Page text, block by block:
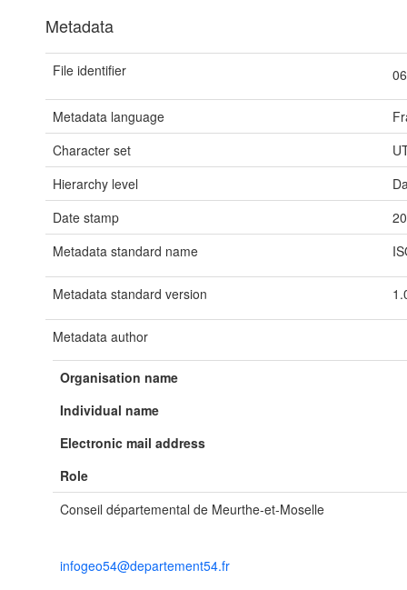
Metadata
File identifier
Metadata language
Character set
Hierarchy level
Date stamp
Metadata standard name
Metadata standard version
Metadata author
Organisation name
Individual name
Electronic mail address
Role
Conseil départemental de Meurthe-et-Moselle
infogeo54@departement54.fr